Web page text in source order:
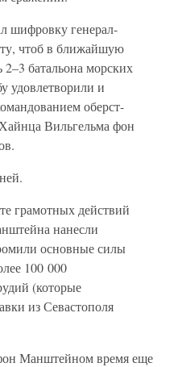
шифровку генерал-
чтоб в ближайшую
батальона морских
удовлетворили и
оберст-
Вильгельма фон
грамотных действий
нанесли
основные силы
100 000
(которые
из Севастополя
Манштейном время еще